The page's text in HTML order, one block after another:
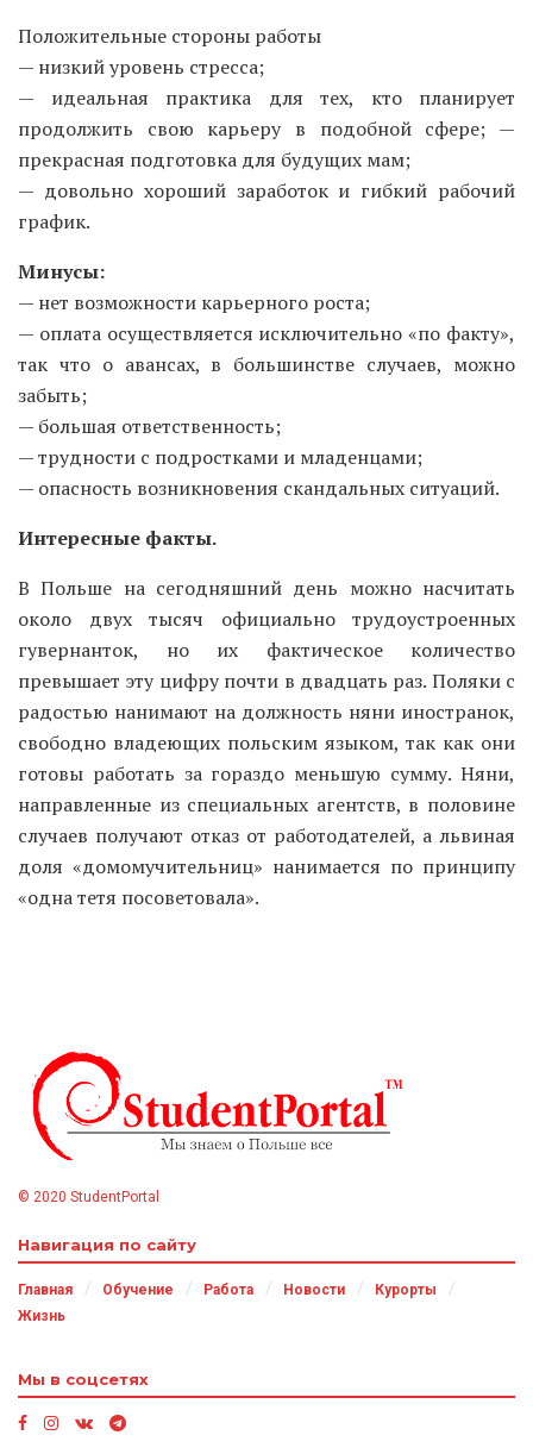
Положительные стороны работы
— низкий уровень стресса;
— идеальная практика для тех, кто планирует
продолжить свою карьеру в подобной сфере; —
прекрасная подготовка для будущих мам;
— довольно хороший заработок и гибкий рабочий
график.
Минусы:
— нет возможности карьерного роста;
— оплата осуществляется исключительно «по факту»,
так что о авансах, в большинстве случаев, можно
забыть;
— большая ответственность;
— трудности с подростками и младенцами;
— опасность возникновения скандальных ситуаций.
Интересные факты.
В Польше на сегодняшний день можно насчитать
около двух тысяч официально трудоустроенных
гувернанток, но их фактическое количество
превышает эту цифру почти в двадцать раз. Поляки с
радостью нанимают на должность няни иностранок,
свободно владеющих польским языком, так как они
готовы работать за гораздо меньшую сумму. Няни,
направленные из специальных агентств, в половине
случаев получают отказ от работодателей, а львиная
доля «домомучительниц» нанимается по принципу
«одна тетя посоветовала».
© 2020 StudentPortal
Навигация по сайту
Главная Обучение Работа Новости
Курорты
Жизнь
Мы в соцсетях